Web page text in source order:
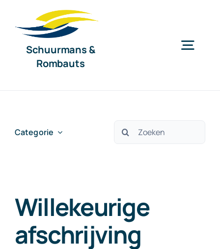
naar
Schuurmans &
Rombauts
Nieuws
Exact Online
Categorie
Zoeken
Willekeurige
afschrijving